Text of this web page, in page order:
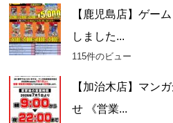
【鹿児島店】ゲー
しました...
115件のビュー
【加治木店】マン
せ 《営業...